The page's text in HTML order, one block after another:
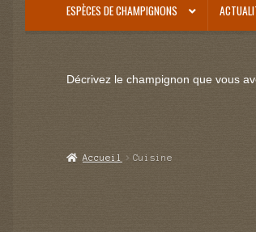
ESPÈCES DE CHAMPIGNONS
Décrivez le champignon que vous
Accueil Cuisine